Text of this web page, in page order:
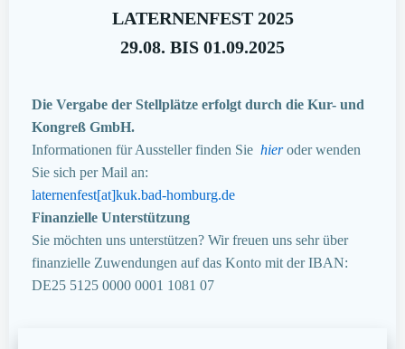
LATERNENFEST 2025
29.08. BIS 01.09.2025
Die Vergabe der Stellplätze erfolgt durch die Kur- und
Kongreß GmbH.
Informationen für Aussteller finden Sie hieroder wenden
Sie sich per Mail an:
laternenfest[at]kuk.bad-homburg.de
Finanzielle Unterstützung
Sie möchten uns unterstützen? Wir freuen uns sehr über
finanzielle Zuwendungen auf das Konto mit der IBAN:
DE25 5125 0000 0001 1081 07